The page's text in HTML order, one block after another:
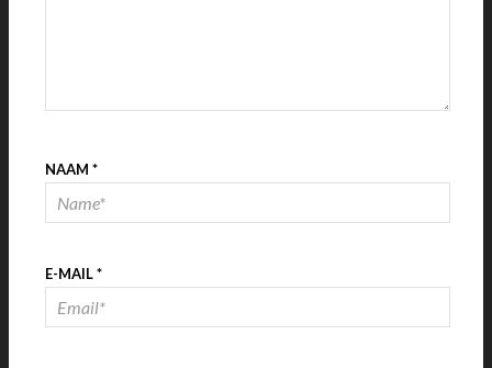
NAAM *
E-MAIL*